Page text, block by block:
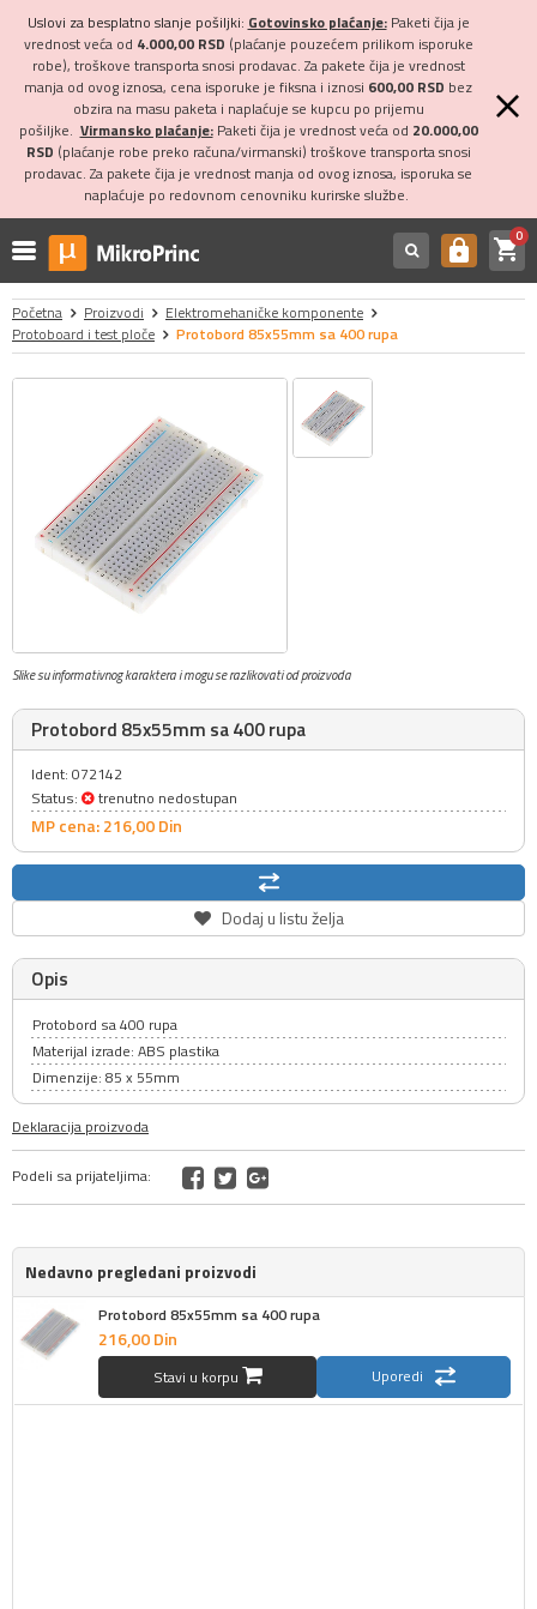
Uslovi za besplatno slanje pošiljki: Gotovinsko plaćanje:Paketi čija je
vrednost veća od 4.000,00 RSD (plaćanje pouzećem prilikom isporuke
robe), troškove transporta snosi prodavac. Za pakete čija je vrednost
manja od ovog iznosa, cena isporuke je fiksna i iznosi 600,00 RSD bez
obzira na masu paketa i naplaćuje se kupcu po prijemu
pošiljke. Virmansko plaćanje:Paketi čija je vrednost veća od 20.000,00
RSD (plaćanje robe preko računa/virmanski) troškove transporta snosi
prodavac. Za pakete čija je vrednost manja od ovog iznosa, isporuka se
naplaćuje po redovnom cenovniku kurirske službe.
https shopping_cart0
Početna Proizvodi
Elektromehaničke komponente
Protoboard i test ploče
Protobord 85x55mm sa 400 rupa
Slike su informativnog karaktera i mogu se razlikovati od proizvoda
Protobord 85x55mm sa 400 rupa
Ident: 072142
Status:
trenutno nedostupan
MP cena: 216,00Din
Dodaj u listu želja
Opis
Protobord sa 400 rupa
Materijal izrade: ABS plastika
Dimenzije: 85 x 55mm
Deklaracija proizvoda
Podeli sa prijateljima:
Nedavno pregledani proizvodi
Protobord 85x55mm sa 400 rupa
216,00Din
Stavi u korpu Uporedi